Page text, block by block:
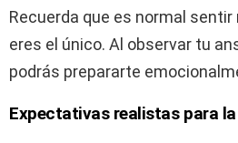
Recuerda que es normal sentir
eres el único. Al observar tu
podrás prepararte
Expectativas realistas para